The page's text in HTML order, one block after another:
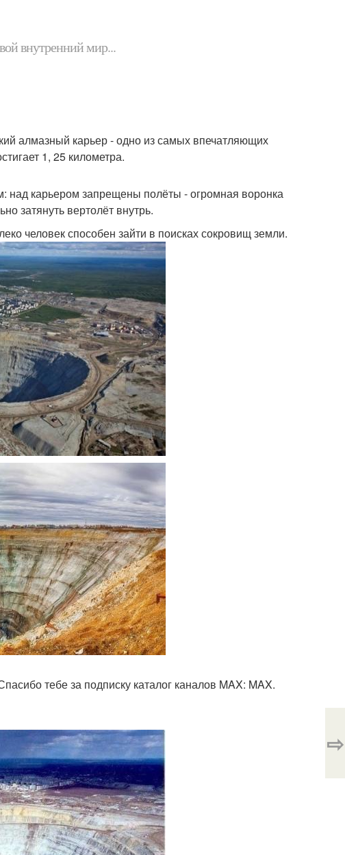
внутренний мир...
алмазный карьер - одно из самых впечатляющих
1, 25 километра.
над карьером запрещены полёты - огромная воронка
затянуть вертолёт внутрь.
человек способен зайти в поисках сокровищ земли.
тебе за подписку каталог каналов MAX: MAX.
⇨